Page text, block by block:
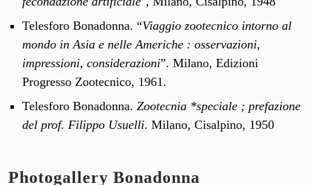
Telesforo Bonadonna. “Viaggio zootecnico intorno al
mondo in Asia e nelle Americhe : osservazioni,
impressioni, considerazioni”. Milano, Edizioni
Progresso Zootecnico, 1961.
Telesforo Bonadonna. Zootecnia *speciale ; prefazione
del prof. Filippo Usuelli. Milano, Cisalpino, 1950
Photogallery Bonadonna